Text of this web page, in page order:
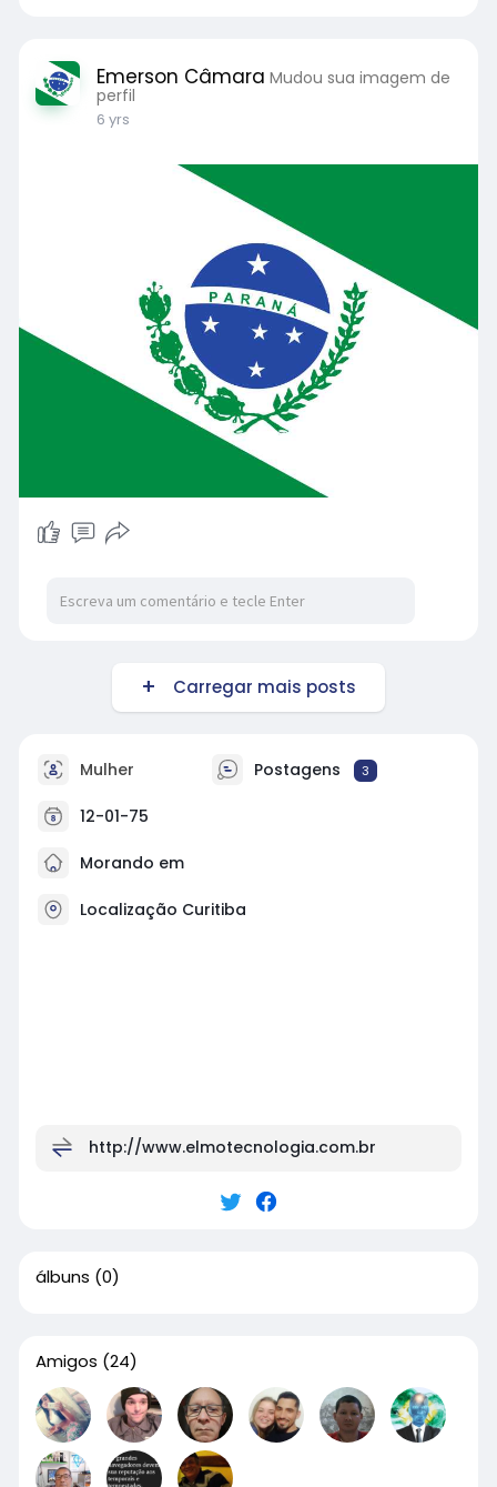
Emerson Câmara Mudou sua imagem de
perfil
6 yrs
Carregar mais posts
Mulher Postagens 3
12-01-75
Morando em
Localização Curitiba
http://www.elmotecnologia.com.br
álbuns (0)
Amigos (24)